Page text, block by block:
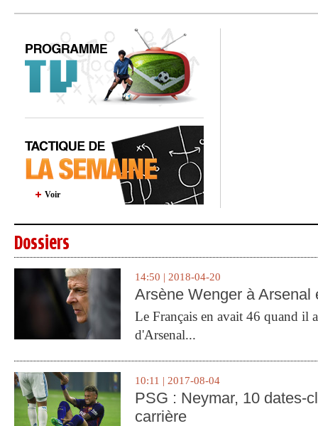
Voir
Dossiers
14:50 | 2018-04-20
Arsène Wenger à Arsenal
Le Français en avait 46 quand il
d'Arsenal...
10:11 | 2017-08-04
PSG : Neymar, 10 dates-
carrière